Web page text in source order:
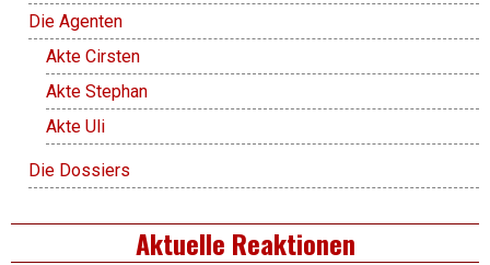
Die Agenten
Akte Cirsten
Akte Stephan
Akte Uli
Die Dossiers
Aktuelle Reaktionen